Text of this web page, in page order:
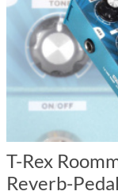
T-Rex
Reverb-